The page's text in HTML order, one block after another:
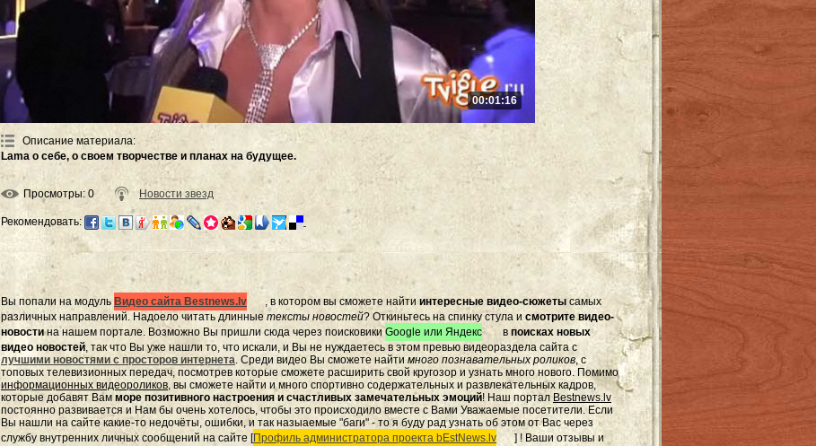
00:01:16
Описание материала:
Lama о себе, о своем творчестве и планах на будущее.
Просмотры: 0 Новости звезд
Рекомендовать:
Вы попали на модуль Видео сайта Bestnews.lv , в котором вы сможете найти интересные видео-сюжеты самых
различных направлений. Надоело читать длинные тексты новостей? Откиньтесь на спинку стула и смотрите видео-
новостина нашем портале. Возможно Вы пришли сюда через поисковики Google или Яндекс в поисках новых
видео новостей, так что Вы уже нашли то, что искали, и Вы не нуждаетесь в этом превью видеораздела сайта с
лучшими новостями с просторов интернета. Среди видео Вы сможете найти много познавательных роликов, с
топовых телевизионных передач, посмотрев которые сможете расширить свой кругозор и узнать много нового. Помимо
информационных видеороликов, вы сможете найти и много спортивно содержательных и развлекательных кадров,
которые добавят Вам море позитивного настроения и счастливых замечательных эмоций! Наш портал Bestnews.lv
постоянно развивается и Нам бы очень хотелось, чтобы это происходило вместе с Вами Уважаемые посетители. Если
Вы нашли на сайте какие-то недочёты, ошибки, и так назыаемые "баги" - то я буду рад узнать об этом от Вас через
службу внутренних личных сообщений на сайте [Профиль администратора проекта bEstNews.lv
] ! Ваши отзывы и